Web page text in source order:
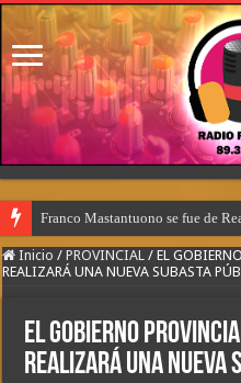
Franco Mastantuono se fue de
Inicio / PROVINCIAL / EL
REALIZARÁ UNA NUEVA SUBASTA
EL GOBIERNO
REALIZARÁ UNA NUEVA